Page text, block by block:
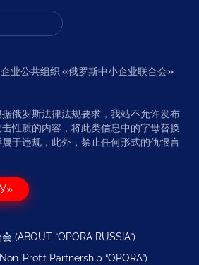
业公共组织 «俄罗斯中小企业联合会»
俄罗斯法律法规要求，我站不允许发布
性质的内容，将此类信息中的字母替换
于违规，此外，禁止任何形式的仇恨言
(ABOUT “OPORA RUSSIA”)
Profit Partnership “OPORA”)